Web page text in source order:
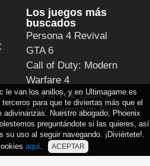
Los juegos más
buscados
Persona 4 Revival
GTA 6
Call of Duty: Modern
Warfare 4
God of War Laufey
Halo: Campaign Evolved
le van los anillos, y en Ultimagame.es
para que te diviertas más que el
adivinanzas. Nuestro abogado, Phoenix
preguntándote si las quieres, así
su uso al seguir navegando. ¡Diviértete!.
aquí. ACEPTAR